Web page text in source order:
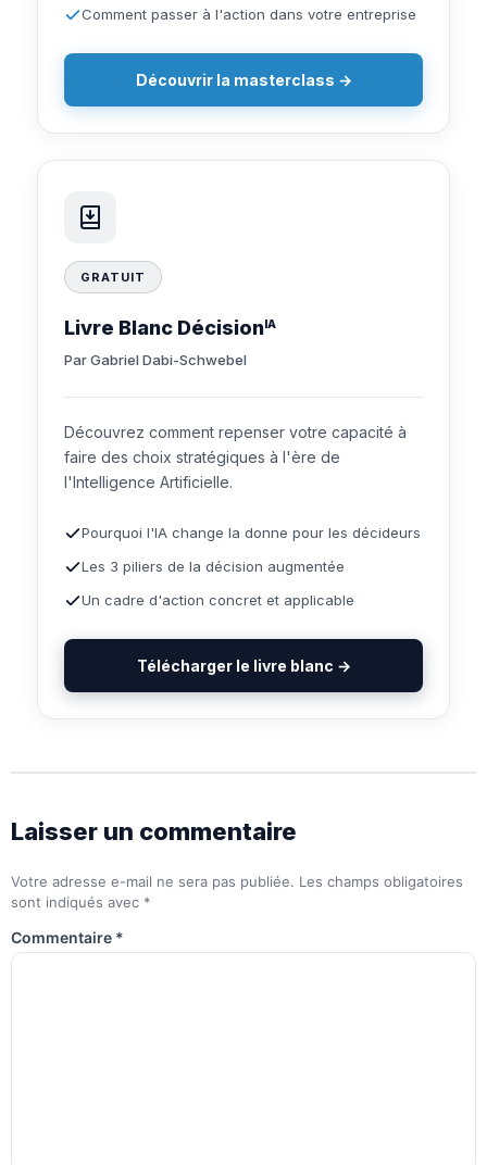
Comment passer à l'action dans votre entreprise
Découvrir la masterclass →
GRATUIT
Livre Blanc Décision IA
Par Gabriel Dabi-Schwebel
Découvrez comment repenser votre capacité à
faire des choix stratégiques à l'ère de
l'Intelligence Artificielle.
Pourquoi l'IA change la donne pour les décideurs
Les 3 piliers de la décision augmentée
Un cadre d'action concret et applicable
Télécharger le livre blanc →
Laisser un commentaire
Votre adresse e-mail ne sera pas publiée. Les champs obligatoires
sont indiqués avec *
Commentaire *